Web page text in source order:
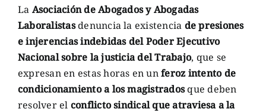
La Asociación de Abogados y Abogadas
Laboralistasdenuncia la existencia de presiones
e injerencias indebidas del Poder Ejecutivo
Nacional sobre la justicia del Trabajo, que se
expresan en estas horas en unferoz intento de
condicionamiento a los magistradosque deben
resolver el conflicto sindical que atraviesa a la